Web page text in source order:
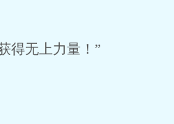
得无上力量！”